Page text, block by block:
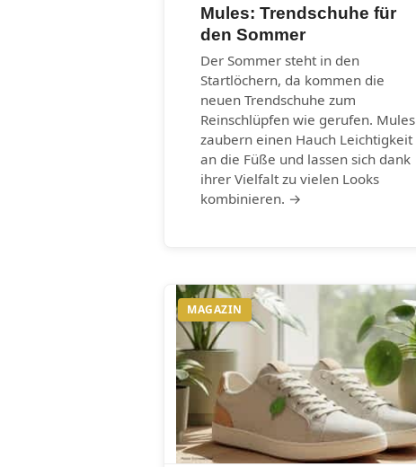
Mules: Trendschuhe für
den Sommer
Der Sommer steht in den
Startlöchern, da kommen die
neuen Trendschuhe zum
Reinschlüpfen wie gerufen. Mules
zaubern einen Hauch Leichtigkeit
an die Füße und lassen sich dank
ihrer Vielfalt zu vielen Looks
kombinieren. →
MAGAZIN